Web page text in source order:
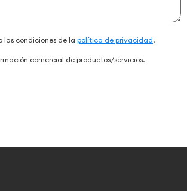
las condiciones de la política de privacidad.
comercial de productos/servicios.